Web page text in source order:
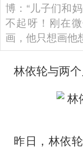
博：“儿子们和
不起呀！刚在
画，他只想画
林依轮与两个
昨日，林依